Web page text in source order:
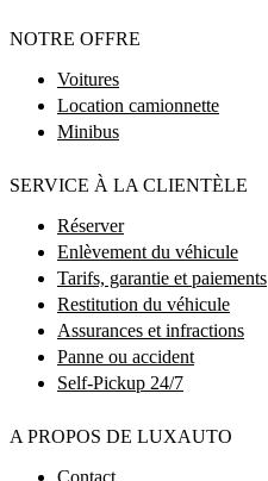
NOTRE OFFRE
Voitures
Location camionnette
Minibus
SERVICE À LA CLIENTÈLE
Réserver
Enlèvement du véhicule
Tarifs, garantie et paiements
Restitution du véhicule
Assurances et infractions
Panne ou accident
Self-Pickup 24/7
A PROPOS DE LUXAUTO
Contact